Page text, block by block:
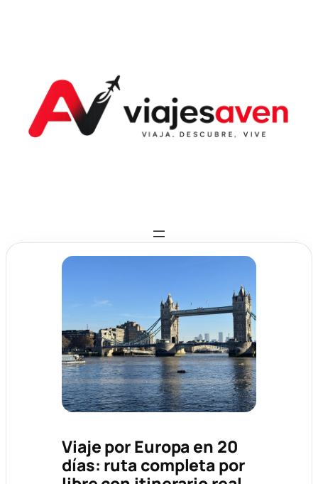
Viaje por Europa en 20
días: ruta completa por